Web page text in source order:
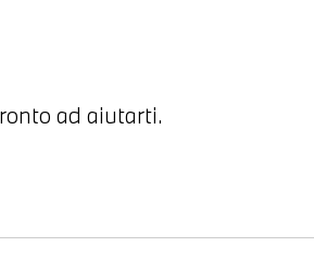
ad aiutarti.